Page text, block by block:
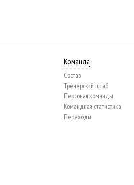
Команда
Состав
Тренерский штаб
Персонал команды
Командная статистика
Переходы